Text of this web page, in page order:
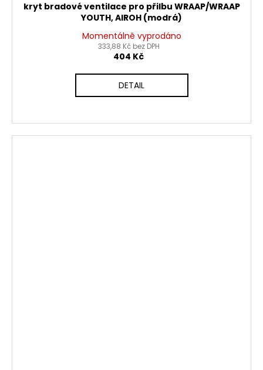
kryt bradové ventilace pro přilbu WRAAP/WRAAP
YOUTH, AIROH (modrá)
Momentálně vyprodáno
333,88 Kč bez DPH
404 Kč
DETAIL